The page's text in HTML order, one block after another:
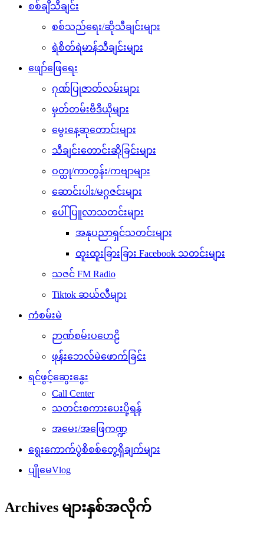
စစ်ချီသီချင်း
စစ်သည်ရေး/ဆိုသီချင်းများ
ရဲစိတ်ရဲမာန်သီချင်းများ
ဖျော်ဖြေရေး
ဂုဏ်ပြုဇာတ်လမ်းများ
မှတ်တမ်းဗီဒီယိုများ
မွေးနေ့ဆုတောင်းများ
သီချင်းတောင်းဆိုခြင်းများ
ဝတ္ထု/ကာတွန်း/ကဗျာများ
ဆောင်းပါး/မဂ္ဂဇင်းများ
ပေါ်ပြူလာသတင်းများ
အနုပညာရှင်သတင်းများ
ထူးထူးခြားခြား Facebook သတင်းများ
သဇင် FM Radio
Tiktok ဆယ်လီများ
ကံစမ်းမဲ
ဉာဏ်စမ်းပဟေဠိ
ဖုန်းဘေလ်မဲဖောက်ခြင်း
ရင်ဖွင့်ဆွေးနွေး
Call Center
သတင်းစကားပေးပို့ရန်
အမေး/အဖြေကဏ္ဍ
ရွေးကောက်ပွဲစိစစ်တွေ့ရှိချက်များ
ပျိုမေVlog
Archives များနှစ်အလိုက်